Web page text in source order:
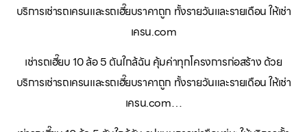
บริการเช่ารถเครนและรถเฮี๊ยบราคาถูก ทั้งรายวันและรายเดือน ให้เช่า
เครน.com
เช่ารถเฮี๊ยบ 10 ล้อ 5 ตันใกล้ฉัน คุ้มค่าทุกโครงการก่อสร้าง ด้วย
บริการเช่ารถเครนและรถเฮี๊ยบราคาถูก ทั้งรายวันและรายเดือน ให้เช่า
เครน.com…